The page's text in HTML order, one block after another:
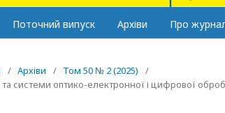
Поточний випуск Архіви Про
/ Архіви / Том 50 № 2 (2025)
/
системи оптико-електронної і цифрової